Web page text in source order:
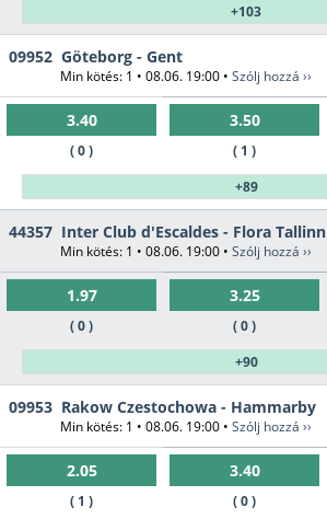
+103
09952 Göteborg - Gent
Min kötés: 1 • 08.06. 19:00 • Szólj hozzá ››
3.40
( 0 )
3.50
( 1 )
+89
44357 Inter Club d'Escaldes - Flora Tallinn
Min kötés: 1 • 08.06. 19:00 • Szólj hozzá ››
1.97
( 0 )
3.25
( 0 )
+90
09953 Rakow Czestochowa - Hammarby
Min kötés: 1 • 08.06. 19:00 • Szólj hozzá ››
2.05
( 1 )
3.40
( 0 )